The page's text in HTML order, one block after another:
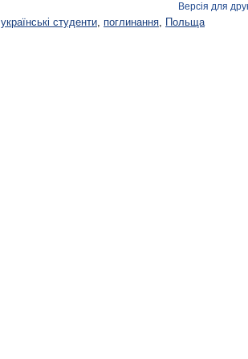
Версія для
українські студенти, поглинання, Польща